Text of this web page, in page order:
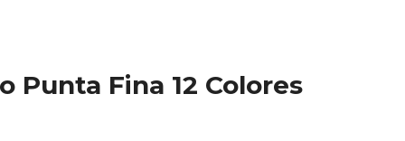
Punta Fina 12 Colores